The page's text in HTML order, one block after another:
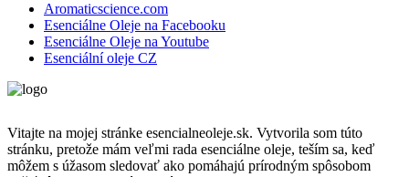
Aromaticscience.com
Esenciálne Oleje na Facebooku
Esenciálne Oleje na Youtube
Esenciální oleje CZ
Vitajte na mojej stránke esencialneoleje.sk. Vytvorila som túto
stránku, pretože mám veľmi rada esenciálne oleje, teším sa, keď
môžem s úžasom sledovať ako pomáhajú prírodným spôsobom